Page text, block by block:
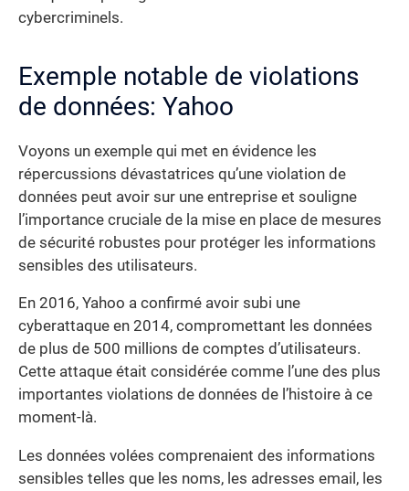
cybercriminels.
Exemple notable de violations
de données: Yahoo
Voyons un exemple qui met en évidence les
répercussions dévastatrices qu’une violation de
données peut avoir sur une entreprise et souligne
l’importance cruciale de la mise en place de mesures
de sécurité robustes pour protéger les informations
sensibles des utilisateurs.
En 2016, Yahoo a confirmé avoir subi une
cyberattaque en 2014, compromettant les données
de plus de 500 millions de comptes d’utilisateurs.
Cette attaque était considérée comme l’une des plus
importantes violations de données de l’histoire à ce
moment-là.
Les données volées comprenaient des informations
sensibles telles que les noms, les adresses email, les